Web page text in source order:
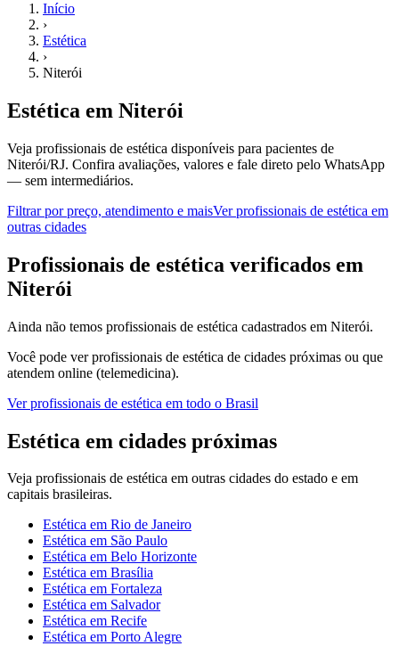
Início
›
Estética
›
Niterói
Estética em Niterói
Veja profissionais de estética disponíveis para pacientes de
Niterói/RJ. Confira avaliações, valores e fale direto pelo WhatsApp
— sem intermediários.
Filtrar por preço, atendimento e maisVerprofissionais de estética em
outras cidades
Profissionais de estética verificados em
Niterói
Ainda não temos profissionais de estética cadastrados em Niterói.
Você pode verprofissionais de estética de cidades próximas ou que
atendem online (telemedicina).
Verprofissionais de estética em todo o Brasil
Estética em cidades próximas
Veja profissionais de estética em outras cidades do estado e em
capitais brasileiras.
Estética em Rio de Janeiro
Estética em São Paulo
Estética em Belo Horizonte
Estética em Brasília
Estética em Fortaleza
Estética em Salvador
Estética em Recife
Estética em Porto Alegre